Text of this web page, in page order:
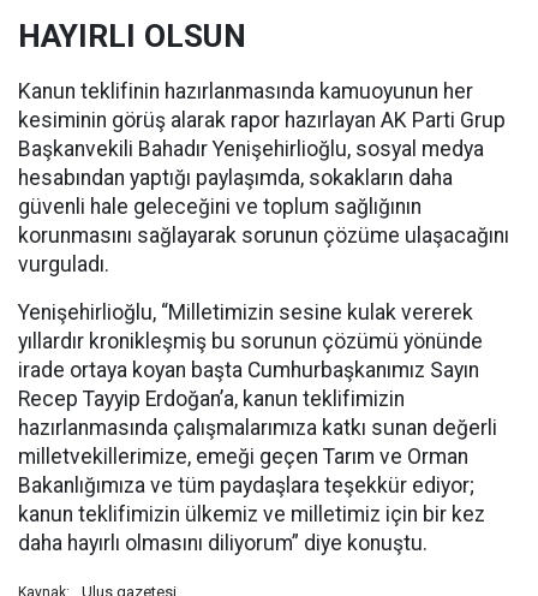
HAYIRLI OLSUN
Kanun teklifinin hazırlanmasında kamuoyunun her
kesiminin görüş alarak rapor hazırlayan AK Parti Grup
Başkanvekili Bahadır Yenişehirlioğlu, sosyal medya
hesabından yaptığı paylaşımda, sokakların daha
güvenli hale geleceğini ve toplum sağlığının
korunmasını sağlayarak sorunun çözüme ulaşacağını
vurguladı.
Yenişehirlioğlu, “Milletimizin sesine kulak vererek
yıllardır kronikleşmiş bu sorunun çözümü yönünde
irade ortaya koyan başta Cumhurbaşkanımız Sayın
Recep Tayyip Erdoğan’a, kanun teklifimizin
hazırlanmasında çalışmalarımıza katkı sunan değerli
milletvekillerimize, emeği geçen Tarım ve Orman
Bakanlığımıza ve tüm paydaşlara teşekkür ediyor;
kanun teklifimizin ülkemiz ve milletimiz için bir kez
daha hayırlı olmasını diliyorum” diye konuştu.
Kaynak: Ulus gazetesi